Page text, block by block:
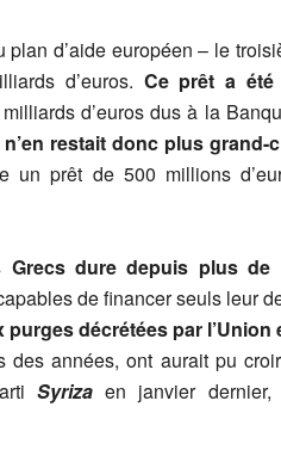
plan d’aide européen – le
d’euros. Ce prêt a été
d’euros dus à la
n’en restait donc plus
un prêt de 500 millions
Grecs dure depuis plus
de financer seuls leur
purges décrétées par
des années, ont aurait pu
Syriza en janvier